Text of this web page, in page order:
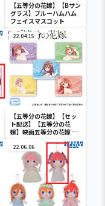
【五等分の花嫁】【Bサン
グラス】ブルーハムハム
フェイスマスコット
22.04.15
【五等分の花嫁】【セッ
ト配送】【五等分の花
嫁】映画五等分の花嫁 キ
ャンパスアートセット
22.06.06